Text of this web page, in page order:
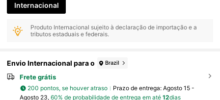
Internacional
Produto Internacional sujeito à declaração de importação e a
tributos estaduais e federais.
Envio Internacional para o Brazil
Frete grátis
200 pontos, se houver atraso Prazo de entrega: Agosto 15 -
Agosto 23, 60% de probabilidade de entrega em até 12dias